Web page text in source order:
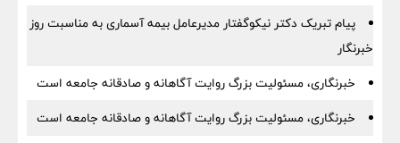
پیام تبریک دکتر نیکوگفتار مدیرعامل بیمه آسماری به مناسبت روز
خبرنگار
خبرنگاری، مسئولیت بزرگ روایت آگاهانه و صادقانه جامعه است
خبرنگاری، مسئولیت بزرگ روایت آگاهانه و صادقانه جامعه است